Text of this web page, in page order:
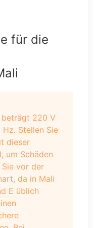
für die
beträgt 220 V
Stellen Sie
dieser
um Schäden
vor der
da in Mali
E üblich